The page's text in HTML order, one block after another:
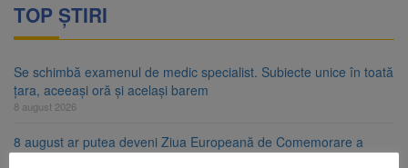
TOP ȘTIRI
Se schimbă examenul de medic specialist. Subiecte unice în toată
țara, aceeași oră și același barem
8 august 2026
8 august ar putea deveni Ziua Europeană de Comemorare a